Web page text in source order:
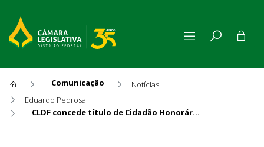
Comunicação
Notícias
Eduardo Pedrosa
CLDF concede título de Cidadão Honorário de Brasília ao ministro Caputo Bastos